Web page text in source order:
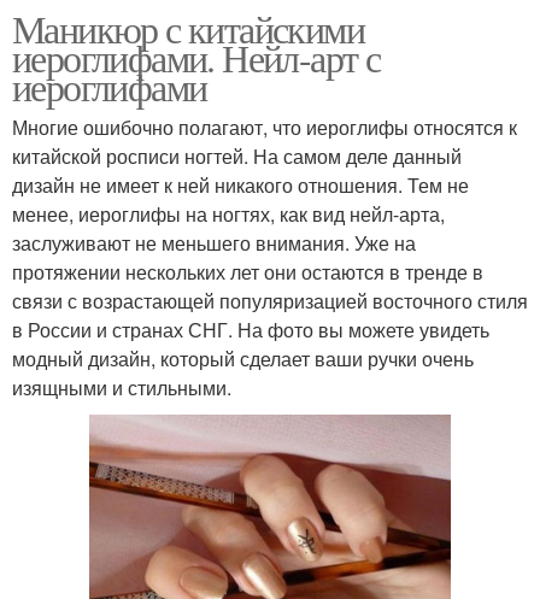
Маникюр с китайскими
иероглифами. Нейл-арт с
иероглифами
Многие ошибочно полагают, что иероглифы относятся к
китайской росписи ногтей. На самом деле данный
дизайн не имеет к ней никакого отношения. Тем не
менее, иероглифы на ногтях, как вид нейл-арта,
заслуживают не меньшего внимания. Уже на
протяжении нескольких лет они остаются в тренде в
связи с возрастающей популяризацией восточного стиля
в России и странах СНГ. На фото вы можете увидеть
модный дизайн, который сделает ваши ручки очень
изящными и стильными.